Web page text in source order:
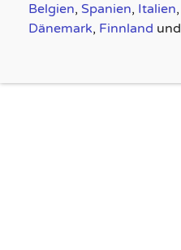
Belgien, Spanien, Italien,
Dänemark, Finnland und